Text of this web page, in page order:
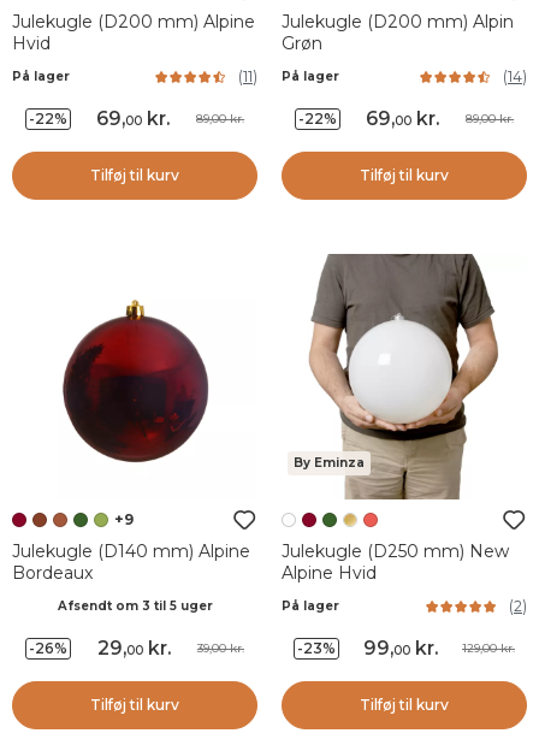
Julekugle (D200 mm) Alpine
Hvid
På lager (11)
-22% 69,00 kr. 89,00 kr.
Tilføj til kurv
Julekugle (D200 mm) Alpin
Grøn
På lager (14)
-22% 69,00 kr. 89,00 kr.
Tilføj til kurv
+9
Julekugle (D140 mm) Alpine
Bordeaux
Afsendt om 3 til 5 uger
-26% 29,00 kr. 39,00 kr.
Tilføj til kurv
By Eminza
Julekugle (D250 mm) New
Alpine Hvid
På lager (2)
-23% 99,00 kr. 129,00 kr.
Tilføj til kurv